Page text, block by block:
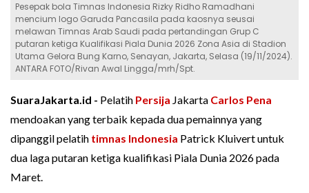
Pesepak bola Timnas Indonesia Rizky Ridho Ramadhani
mencium logo Garuda Pancasila pada kaosnya seusai
melawan Timnas Arab Saudi pada pertandingan Grup C
putaran ketiga Kualifikasi Piala Dunia 2026 Zona Asia di Stadion
Utama Gelora Bung Karno, Senayan, Jakarta, Selasa (19/11/2024).
ANTARA FOTO/Rivan Awal Lingga/mrh/Spt.
SuaraJakarta.id - Pelatih Persija Jakarta Carlos Pena
mendoakan yang terbaik kepada dua pemainnya yang
dipanggil pelatih timnas Indonesia Patrick Kluivert untuk
dua laga putaran ketiga kualifikasi Piala Dunia 2026 pada
Maret.